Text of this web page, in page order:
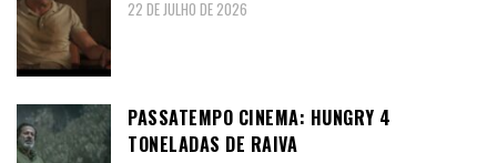
22 DE JULHO DE 2026
PASSATEMPO CINEMA: HUNGRY 4
TONELADAS DE RAIVA